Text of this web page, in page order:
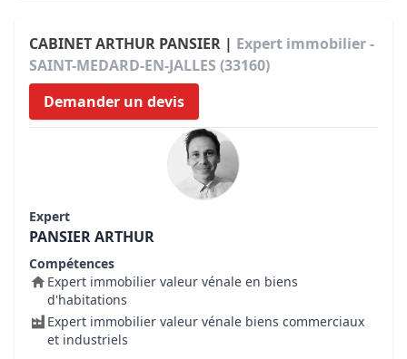
CABINET ARTHUR PANSIER | Expert immobilier -
SAINT-MEDARD-EN-JALLES (33160)
Demander un devis
Expert
PANSIER ARTHUR
Compétences
Expert immobilier valeur vénale en biens
d'habitations
Expert immobilier valeur vénale biens commerciaux
et industriels